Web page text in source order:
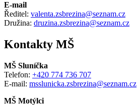
E-mail
Ředitel: valenta.zsbrezina@seznam.cz
Družina: druzina.zsbrezina@seznam.cz
Kontakty MŠ
MŠ Sluníčka
Telefon: +420 774 736 707
E-mail: msslunicka.zsbrezina@seznam.cz
MŠ Motýlci